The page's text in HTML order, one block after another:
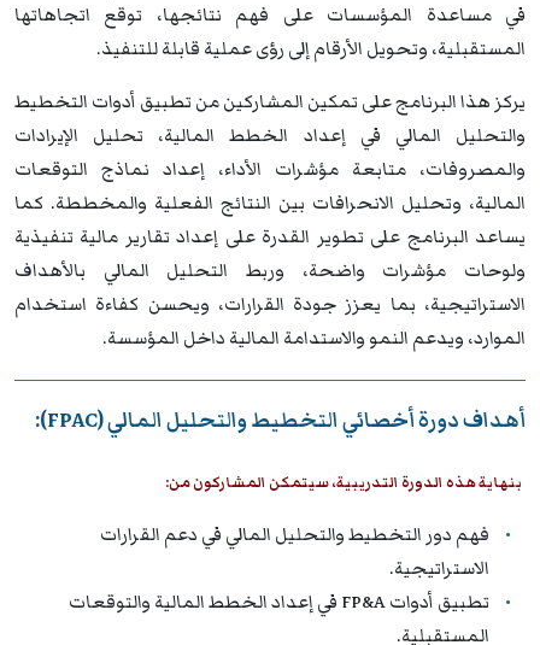
في مساعدة المؤسسات على فهم نتائجها، توقع اتجاهاتها
المستقبلية، وتحويل الأرقام إلى رؤى عملية قابلة للتنفيذ.
يركز هذا البرنامج على تمكين المشاركين من تطبيق أدوات التخطيط
والتحليل المالي في إعداد الخطط المالية، تحليل الإيرادات
والمصروفات، متابعة مؤشرات الأداء، إعداد نماذج التوقعات
المالية، وتحليل الانحرافات بين النتائج الفعلية والمخططة. كما
يساعد البرنامج على تطوير القدرة على إعداد تقارير مالية تنفيذية
ولوحات مؤشرات واضحة، وربط التحليل المالي بالأهداف
الاستراتيجية، بما يعزز جودة القرارات، ويحسن كفاءة استخدام
الموارد، ويدعم النمو والاستدامة المالية داخل المؤسسة.
أهداف دورة أخصائي التخطيط والتحليل المالي (FPAC):
بنهاية هذه الدورة التدريبية، سيتمكن المشاركون من:
فهم دور التخطيط والتحليل المالي في دعم القرارات
الاستراتيجية.
تطبيق أدوات FP&A في إعداد الخطط المالية والتوقعات
المستقبلية.